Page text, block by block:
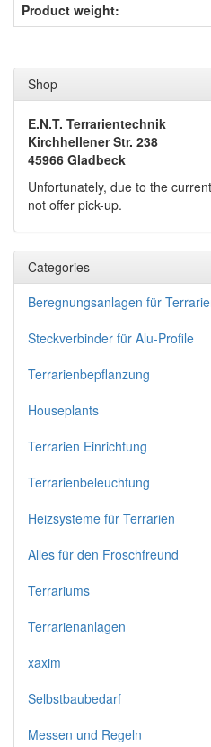
Product weight:
Shop
E.N.T. Terrarientechnik
Kirchhellener Str. 238
45966 Gladbeck
Unfortunately, due to the
not offer pick-up.
Categories
Beregnungsanlagen für
Steckverbinder für Alu-Profile
Terrarienbepflanzung
Houseplants
Terrarien Einrichtung
Terrarienbeleuchtung
Heizsysteme für Terrarien
Alles für den Froschfreund
Terrariums
Terrarienanlagen
xaxim
Selbstbaubedarf
Messen und Regeln